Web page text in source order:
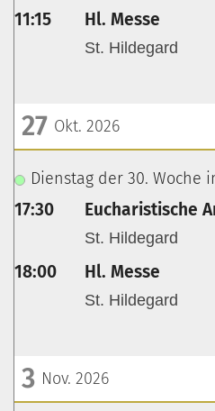
11:15 Hl. Messe
St. Hildegard
27 Okt. 2026
???msg.page.sr.date???
Dienstag der 30. Woche
17:30 Eucharistische
St. Hildegard
18:00 Hl. Messe
St. Hildegard
3 Nov. 2026